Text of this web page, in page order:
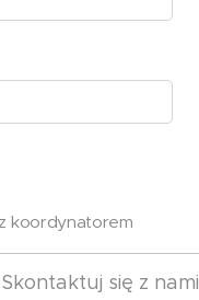
koordynatorem
Skontaktuj się z nami